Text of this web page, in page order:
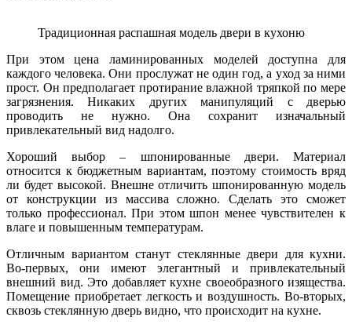
Традиционная распашная модель двери в кухоню
При этом цена ламинированных моделей доступна для
каждого человека. Они прослужат не один год, а уход за ними
прост. Он предполагает протирание влажной тряпкой по мере
загрязнения. Никаких других манипуляций с дверью
проводить не нужно. Она сохранит изначальный
привлекательный вид надолго.
Хороший выбор – шпонированные двери. Материал
относится к бюджетным вариантам, поэтому стоимость вряд
ли будет высокой. Внешне отличить шпонированную модель
от конструкции из массива сложно. Сделать это сможет
только профессионал. При этом шпон менее чувствителен к
влаге и повышенным температурам.
Отличным вариантом станут стеклянные двери для кухни.
Во-первых, они имеют элегантный и привлекательный
внешний вид. Это добавляет кухне своеобразного изящества.
Помещение приобретает легкость и воздушность. Во-вторых,
сквозь стеклянную дверь видно, что происходит на кухне.